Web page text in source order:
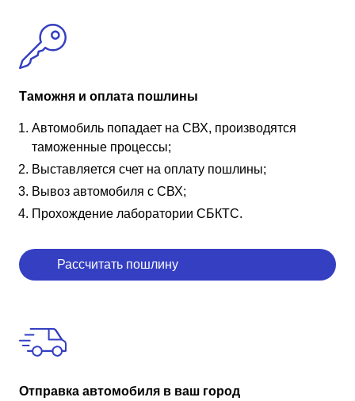
Таможня и оплата пошлины
Автомобиль попадает на СВХ, производятся
таможенные процессы;
Выставляется счет на оплату пошлины;
Вывоз автомобиля с СВХ;
Прохождение лаборатории СБКТС.
Рассчитать пошлину
Отправка автомобиля в ваш город